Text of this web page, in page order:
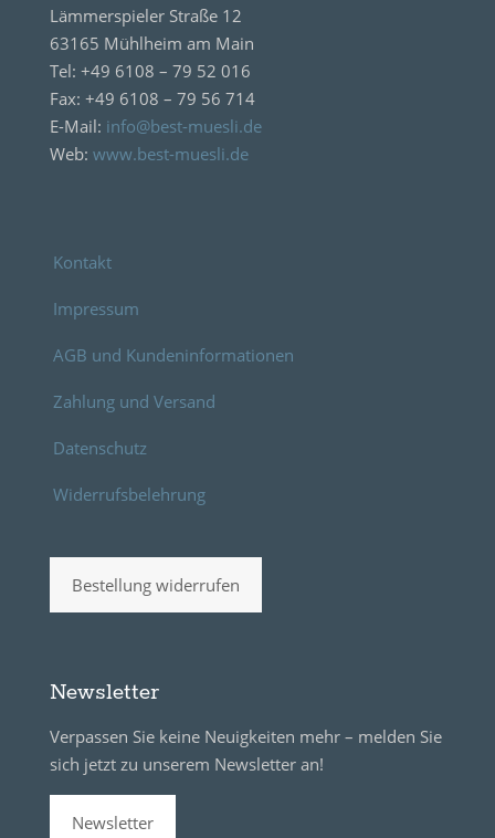
Lämmerspieler Straße 12
63165 Mühlheim am Main
Tel: +49 6108 – 79 52 016
Fax: +49 6108 – 79 56 714
E-Mail: info@best-muesli.de
Web: www.best-muesli.de
Kontakt
Impressum
AGB und Kundeninformationen
Zahlung und Versand
Datenschutz
Widerrufsbelehrung
Bestellung widerrufen
Newsletter
Verpassen Sie keine Neuigkeiten mehr – melden Sie
sich jetzt zu unserem Newsletter an!
Newsletter